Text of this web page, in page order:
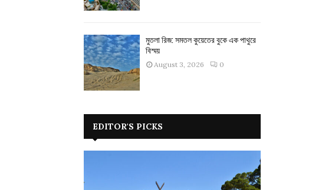
মুতলা রিজ: সমতল কুয়েতের বুকে এক পাথুরে
বিস্ময়
August 3, 2026 0
EDITOR'S PICKS